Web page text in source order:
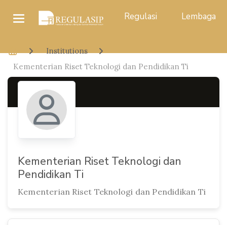
Regulasi Lembaga
Institutions
Kementerian Riset Teknologi dan Pendidikan Ti
Kementerian Riset Teknologi dan
Pendidikan Ti
Kementerian Riset Teknologi dan Pendidikan Ti